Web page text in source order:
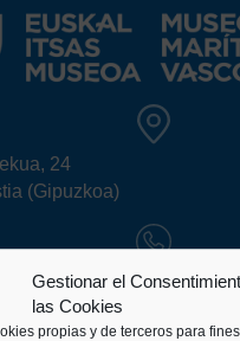
Gestionar el
las Cookies
propias y de terceros para
24
(Gipuzkoa)
51